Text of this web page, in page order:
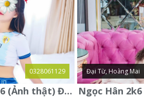
0328061129
Khánh Huyền 2006 (Ảnh thật) Đại từ - Hoàng Mai
Đại Từ, Hoàng Mai